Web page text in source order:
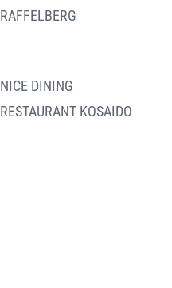
RAFFELBERG
NICE DINING
RESTAURANT KOSAIDO